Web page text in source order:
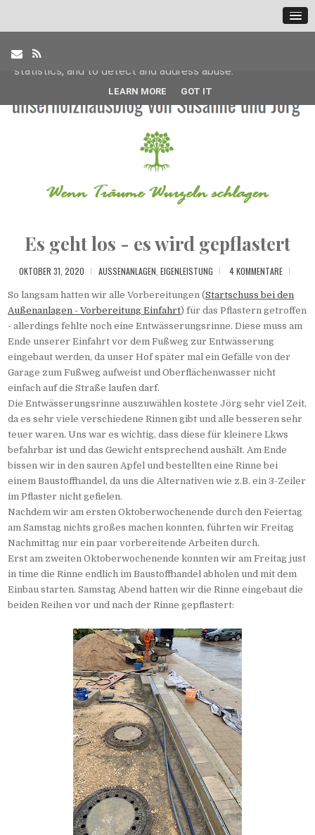
Es geht los - es wird gepflastert
OKTOBER 31, 2020 AUSSENANLAGEN EIGENLEISTUNG 4 KOMMENTARE
So langsam hatten wir alle Vorbereitungen (Startschuss bei den
Außenanlagen - Vorbereitung Einfahrt) für das Pflastern getroffen
- allerdings fehlte noch eine Entwässerungsrinne. Diese muss am
Ende unserer Einfahrt vor dem Fußweg zur Entwässerung
eingebaut werden, da unser Hof später mal ein Gefälle von der
Garage zum Fußweg aufweist und Oberflächenwasser nicht
einfach auf die Straße laufen darf.
Die Entwässerungsrinne auszuwählen kostete Jörg sehr viel Zeit,
da es sehr viele verschiedene Rinnen gibt und alle besseren sehr
teuer waren. Uns war es wichtig, dass diese für kleinere Lkws
befahrbar ist und das Gewicht entsprechend aushält. Am Ende
bissen wir in den sauren Apfel und bestellten eine Rinne bei
einem Baustoffhandel, da uns die Alternativen wie z.B. ein 3-Zeiler
im Pflaster nicht gefielen.
Nachdem wir am ersten Oktoberwochenende durch den Feiertag
am Samstag nichts großes machen konnten, führten wir Freitag
Nachmittag nur ein paar vorbereitende Arbeiten durch.
Erst am zweiten Oktoberwochenende konnten wir am Freitag just
in time die Rinne endlich im Baustoffhandel abholen und mit dem
Einbau starten. Samstag Abend hatten wir die Rinne eingebaut die
beiden Reihen vor und nach der Rinne gepflastert:
This site uses cookies from Google to deliver its services
and to analyze traffic. Your IP address and user-agent are
shared with Google along with performance and security
metrics to ensure quality of service, generate usage
statistics, and to detect and address abuse.
LEARN MORE GOT IT